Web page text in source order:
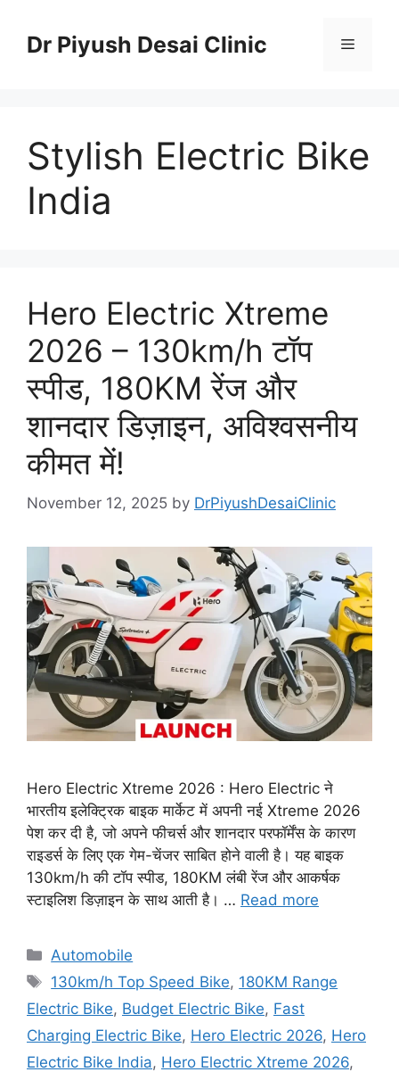
contentDr Piyush Desai Clinic Menu
Stylish Electric Bike
India
Hero Electric Xtreme
2026 – 130km/h टॉप
स्पीड, 180KM रेंज और
शानदार डिज़ाइन, अविश्वसनीय
कीमत में!
November 12, 2025 by DrPiyushDesaiClinic
Hero Electric Xtreme 2026 : Hero Electric ने
भारतीय इलेक्ट्रिक बाइक मार्केट में अपनी नई Xtreme 2026
पेश कर दी है, जो अपने फीचर्स और शानदार परफॉर्मेंस के कारण
राइडर्स के लिए एक गेम-चेंजर साबित होने वाली है। यह बाइक
130km/h की टॉप स्पीड, 180KM लंबी रेंज और आकर्षक
स्टाइलिश डिज़ाइन के साथ आती है। … Read more
Categories
Automobile
Tags
130km/h Top Speed Bike, 180KM Range
Electric Bike, Budget Electric Bike, Fast
Charging Electric Bike, Hero Electric 2026, Hero
Electric Bike India, Hero Electric Xtreme 2026,